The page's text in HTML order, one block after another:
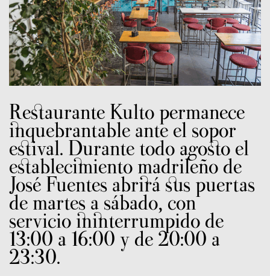
Restaurante Kulto permanece
inquebrantable ante el sopor
estival. Durante todo agosto el
establecimiento madrileño de
José Fuentes abrirá sus puertas
de martes a sábado, con
servicio ininterrumpido de
13:00 a 16:00 y de 20:00 a
23:30.